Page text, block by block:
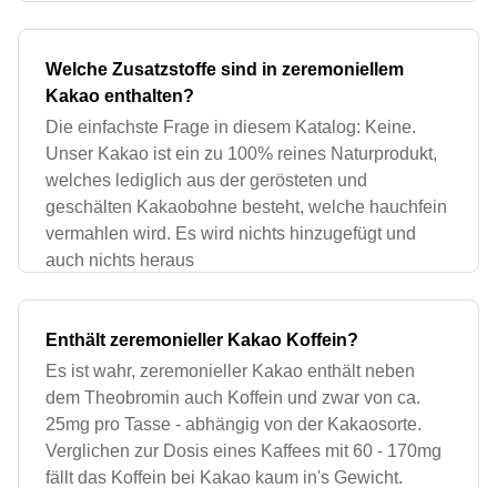
Welche Zusatzstoffe sind in zeremoniellem
Kakao enthalten?
Die einfachste Frage in diesem Katalog: Keine.
Unser Kakao ist ein zu 100% reines Naturprodukt,
welches lediglich aus der gerösteten und
geschälten Kakaobohne besteht, welche hauchfein
vermahlen wird. Es wird nichts hinzugefügt und
auch nichts heraus
Enthält zeremonieller Kakao Koffein?
Es ist wahr, zeremonieller Kakao enthält neben
dem Theobromin auch Koffein und zwar von ca.
25mg pro Tasse - abhängig von der Kakaosorte.
Verglichen zur Dosis eines Kaffees mit 60 - 170mg
fällt das Koffein bei Kakao kaum in's Gewicht.